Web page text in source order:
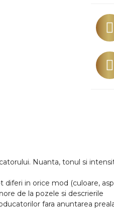
Nuanta, tonul si
in orice mod (culoare,
de la pozele si descrierile
fara anuntarea